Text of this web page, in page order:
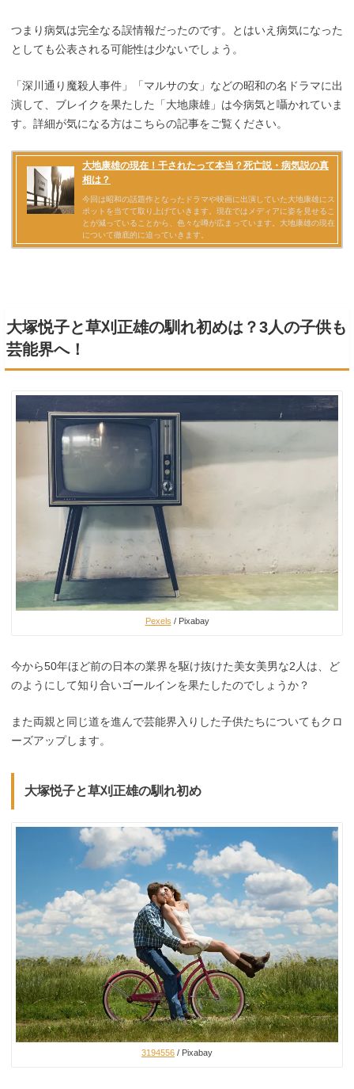
つまり病気は完全なる誤情報だったのです。とはいえ病気になった
としても公表される可能性は少ないでしょう。
「深川通り魔殺人事件」「マルサの女」などの昭和の名ドラマに出
演して、ブレイクを果たした「大地康雄」は今病気と囁かれていま
す。詳細が気になる方はこちらの記事をご覧ください。
大塚悦子と草刈正雄の馴れ初めは？3人の子供も
芸能界へ！
Pexels / Pixabay
今から50年ほど前の日本の業界を駆け抜けた美女美男な2人は、ど
のようにして知り合いゴールインを果たしたのでしょうか？
また両親と同じ道を進んで芸能界入りした子供たちについてもクロ
ーズアップします。
大塚悦子と草刈正雄の馴れ初め
3194556 / Pixabay